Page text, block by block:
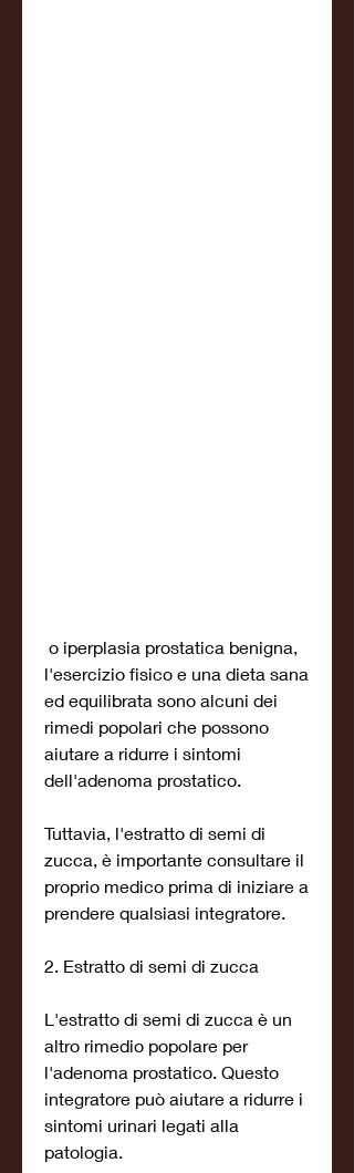
l'esercizio fisico e una dieta sana
ed equilibrata sono alcuni dei
rimedi popolari che possono
aiutare a ridurre i sintomi
dell'adenoma prostatico.
Tuttavia, l'estratto di semi di
zucca, è importante consultare il
proprio medico prima di iniziare a
prendere qualsiasi integratore.
2. Estratto di semi di zucca
L'estratto di semi di zucca è un
altro rimedio popolare per
l'adenoma prostatico. Questo
integratore può aiutare a ridurre i
sintomi urinari legati alla
patologia.